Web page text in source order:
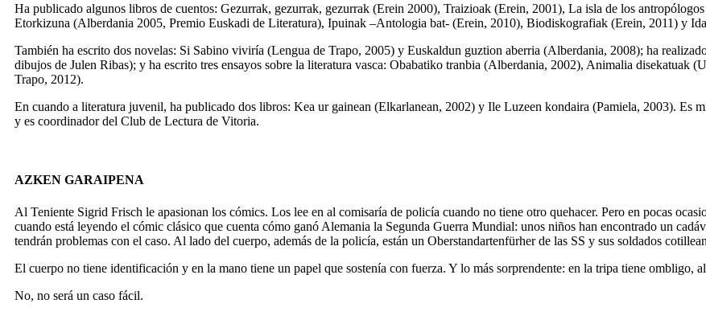
Ha publicado algunos libros de cuentos: Gezurrak, gezurrak, gezurrak (Erein 2000), Traizioak (Erein, 2001), La isla de los
Etorkizuna (Alberdania 2005, Premio Euskadi de Literatura), Ipuinak –Antologia bat- (Erein, 2010), Biodiskografiak (Erein, 2011) y
También ha escrito dos novelas: Si Sabino viviría (Lengua de Trapo, 2005) y Euskaldun guztion aberria (Alberdania, 2008); ha
dibujos de Julen Ribas); y ha escrito tres ensayos sobre la literatura vasca: Obabatiko tranbia (Alberdania, 2002), Animalia disekatuak
Trapo, 2012).
En cuando a literatura juvenil, ha publicado dos libros: Kea ur gainean (Elkarlanean, 2002) y Ile Luzeen kondaira (Pamiela, 2003). Es
y es coordinador del Club de Lectura de Vitoria.
AZKEN GARAIPENA
Al Teniente Sigrid Frisch le apasionan los cómics. Los lee en al comisaría de policía cuando no tiene otro quehacer. Pero en pocas
cuando está leyendo el cómic clásico que cuenta cómo ganó Alemania la Segunda Guerra Mundial: unos niños han encontrado un
tendrán problemas con el caso. Al lado del cuerpo, además de la policía, están un Oberstandartenfürher de las SS y sus soldados
El cuerpo no tiene identificación y en la mano tiene un papel que sostenía con fuerza. Y lo más sorprendente: en la tripa tiene
No, no será un caso fácil.